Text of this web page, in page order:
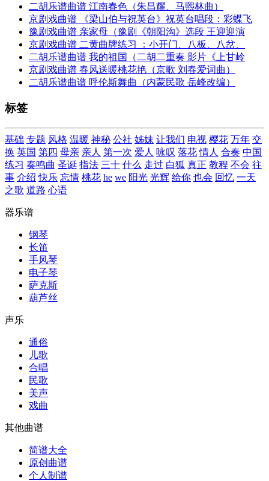
二胡乐谱曲谱 江南春色（朱昌耀、马熙林曲）
京剧戏曲谱 《梁山伯与祝英台》祝英台唱段：彩蝶飞
豫剧戏曲谱 亲家母（豫剧《朝阳沟》选段 王迎迎演
京剧戏曲谱 二黄曲牌练习 ：小开门、八板、八岔、
二胡乐谱曲谱 我的祖国（二胡二重奏 影片《上甘岭
京剧戏曲谱 春风送暖桃花艳（京歌 刘春爱词曲）
二胡乐谱曲谱 呼伦斯舞曲（内蒙民歌 岳峰改编）
标签
基础 专题 风格 温暖 神秘 公社 姊妹 让我们 电视 樱花 万年 交
换 英国 第四 母亲 亲人 第一次 爱人 咏叹 落花 情人 合奏 中国
练习 奏鸣曲 圣诞 指法 三十 什么 走过 白狐 真正 教程 不会 往
事 介绍 快乐 忘情 桃花 he we 阳光 光辉 给你 也会 回忆 一天
之歌 道路 心语
器乐谱
钢琴
长笛
手风琴
电子琴
萨克斯
葫芦丝
声乐
通俗
儿歌
合唱
民歌
美声
戏曲
其他曲谱
简谱大全
原创曲谱
个人制谱